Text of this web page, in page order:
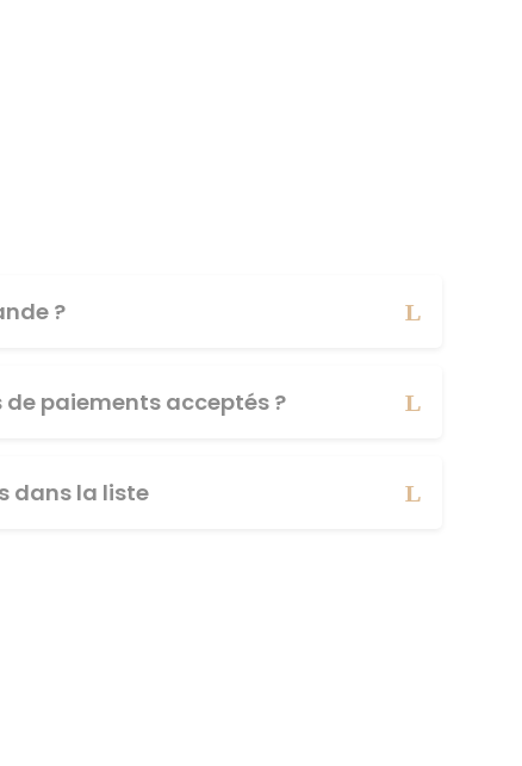
?
de paiements acceptés ?
dans la liste